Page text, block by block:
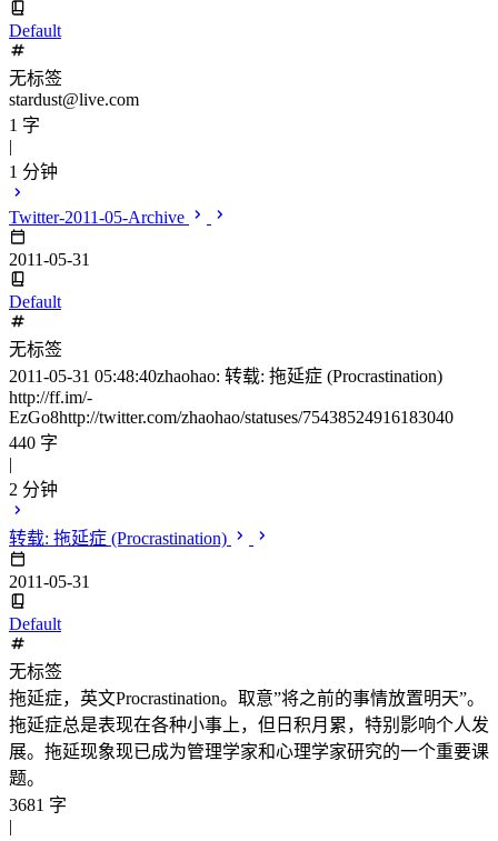
Default
无标签
stardust@live.com
1 字
|
1 分钟
Twitter-2011-05-Archive
2011-05-31
Default
无标签
2011-05-31 05:48:40zhaohao: 转载: 拖延症 (Procrastination)
http://ff.im/-
EzGo8http://twitter.com/zhaohao/statuses/75438524916183040
440 字
|
2 分钟
转载: 拖延症 (Procrastination)
2011-05-31
Default
无标签
拖延症，英文Procrastination。取意”将之前的事情放置明天”。
拖延症总是表现在各种小事上，但日积月累，特别影响个人发
展。拖延现象现已成为管理学家和心理学家研究的一个重要课
题。
3681 字
|